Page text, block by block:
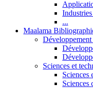
...
Maalama
Sciences et
Sciences
Sciences